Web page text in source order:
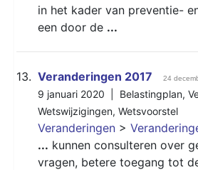
in het kader van preventie-
een door de ...
13. Veranderingen 2017 24
9 januari 2020 | Belastingplan,
Wetswijzigingen, Wetsvoorstel
Veranderingen >
... kunnen consulteren over
vragen, betere toegang tot